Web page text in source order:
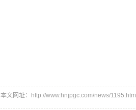
本文网址：http://www.hnjpgc.com/news/1195.html